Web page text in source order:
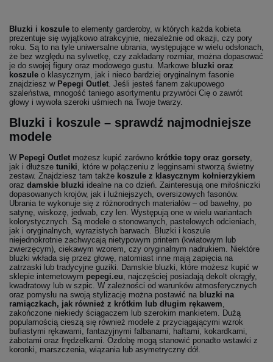
Bluzki i koszule to elementy garderoby, w których każda kobieta
prezentuje się wyjątkowo atrakcyjnie, niezależnie od okazji, czy pory
roku. Są to na tyle uniwersalne ubrania, występujące w wielu odsłonach,
że bez względu na sylwetkę, czy zakładany rozmiar, można dopasować
je do swojej figury oraz modowego gustu. Markowe bluzki oraz
koszule o klasycznym, jak i nieco bardziej oryginalnym fasonie
znajdziesz w Pepegi Outlet . Jeśli jesteś fanem zakupowego
szaleństwa, mnogość taniego asortymentu przywróci Cię o zawrót
głowy i wywoła szeroki uśmiech na Twoje twarzy.
Bluzki i koszule – sprawdź najmodniejsze
modele
W Pepegi Outlet możesz kupić zarówno krótkie topy oraz gorsety
jak i dłuższe tuniki , które w połączeniu z legginsami stworzą świetny
zestaw. Znajdziesz tam także koszule z klasycznym kołnierzykiem
oraz damskie bluzki idealne na co dzień. Zainteresują one miłośniczki
dopasowanych krojów, jak i luźniejszych, oversizowych fasonów.
Ubrania te wykonuje się z różnorodnych materiałów – od bawełny, po
satynę, wiskozę, jedwab, czy len. Występują one w wielu wariantach
kolorystycznych. Są modele o stonowanych, pastelowych odcieniach,
jak i oryginalnych, wyrazistych barwach. Bluzki i koszule
niejednokrotnie zachwycają nietypowym printem (kwiatowym lub
zwierzęcym), ciekawym wzorem, czy oryginalnym nadrukiem. Niektóre
bluzki wkłada się przez głowę, natomiast inne mają zapięcia na
zatrzaski lub tradycyjne guziki. Damskie bluzki, które możesz kupić w
sklepie internetowym pepegi.eu , najczęściej posiadają dekolt okrągły,
kwadratowy lub w szpic. W zależności od warunków atmosferycznych
oraz pomysłu na swoją stylizację można postawić na bluzki na
ramiączkach, jak również z krótkim lub długim rękawem
zakończone niekiedy ściągaczem lub szerokim mankietem. Dużą
popularnością cieszą się również modele z przyciągającymi wzrok
bufiastymi rękawami, fantazyjnymi falbanami, haftami, kokardkami,
żabotami oraz frędzelkami. Ozdobę mogą stanowić ponadto wstawki z
koronki, marszczenia, wiązania lub asymetryczny dół.